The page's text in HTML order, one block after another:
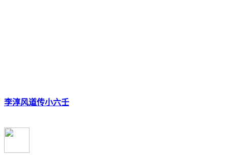
李淳风道传小六壬